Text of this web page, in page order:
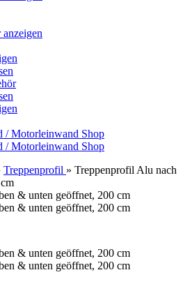
/ Motorleinwand Shop
/ Motorleinwand Shop
Treppenprofil » Treppenprofil Alu nach